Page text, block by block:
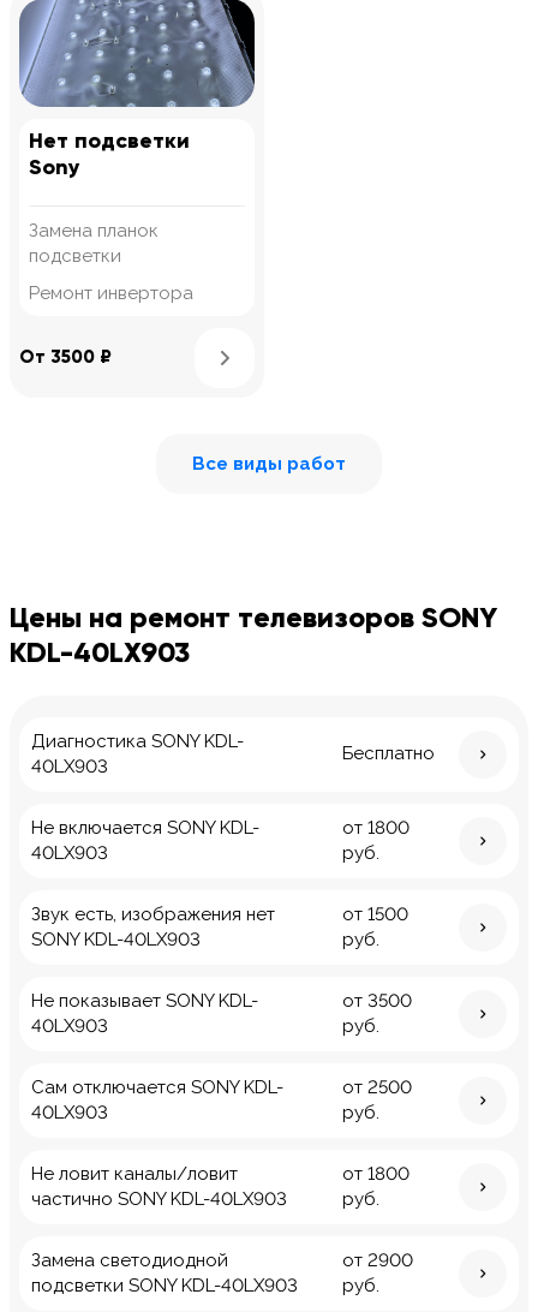
Нет подсветки
Sony
Замена планок
подсветки
Ремонт инвертора
От 3500 ₽
Все виды работ
Цены на ремонт телевизоров SONY
KDL-40LX903
Диагностика SONY KDL-
40LX903
Бесплатно
Не включается SONY KDL-
40LX903
от 1800
руб.
Звук есть, изображения нет
SONY KDL-40LX903
от 1500
руб.
Не показывает SONY KDL-
40LX903
от 3500
руб.
Сам отключается SONY KDL-
40LX903
от 2500
руб.
Не ловит каналы/ловит
частично SONY KDL-40LX903
от 1800
руб.
Замена светодиодной
подсветки SONY KDL-40LX903
от 2900
руб.